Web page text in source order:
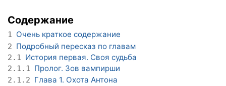
Содержание
1 Очень краткое содержание
2 Подробный пересказ по главам
2.1 История первая. Своя судьба
2.1.1 Пролог. Зов вампирши
2.1.2 Глава 1. Охота Антона